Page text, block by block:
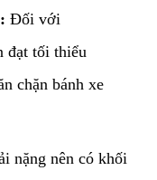
Đối với
đạt tối thiểu
chặn bánh xe
nặng nên có khối